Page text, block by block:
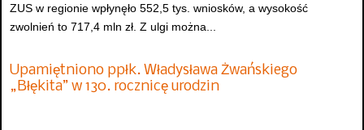
ZUS w regionie wpłynęło 552,5 tys. wniosków, a wysokość
zwolnień to 717,4 mln zł. Z ulgi można...
Upamiętniono ppłk. Władysława Żwańskiego
„Błękita” w 130. rocznicę urodzin